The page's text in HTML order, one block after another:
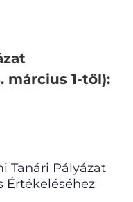
március 1-től):
Tanári Pályázat
Értékeléséhez